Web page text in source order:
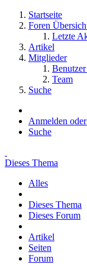
Startseite
Foren
Letzte
Artikel
Mitglieder
Team
Suche
Anmelden
Suche
Dieses Thema
Alles
Dieses Thema
Dieses Forum
Artikel
Seiten
Forum